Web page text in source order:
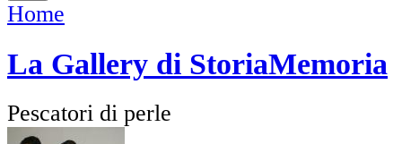
Home
La Gallery di StoriaMemoria
Pescatori di perle